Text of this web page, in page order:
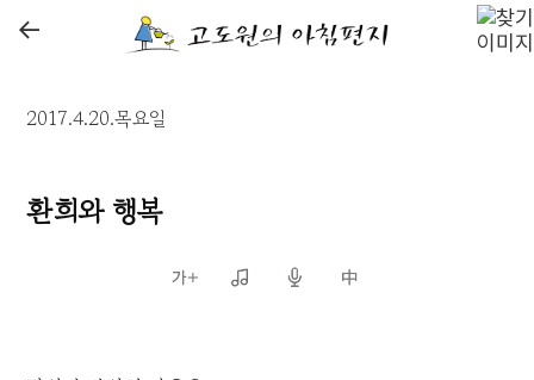
←
2017.4.20.목요일
환희와 행복